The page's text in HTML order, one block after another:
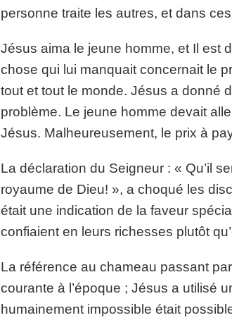
personne traite les autres, et dans
Jésus aima le jeune homme, et Il est
chose qui lui manquait concernait le
tout et tout le monde. Jésus a donné
problème. Le jeune homme devait
Jésus. Malheureusement, le prix à
La déclaration du Seigneur : « Qu’il
royaume de Dieu! », a choqué les
était une indication de la faveur
confiaient en leurs richesses plutôt
La référence au chameau passant
courante à l’époque ; Jésus a utilisé
humainement impossible était